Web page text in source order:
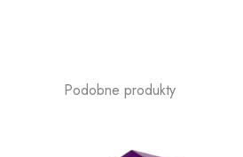
Podobne produkty